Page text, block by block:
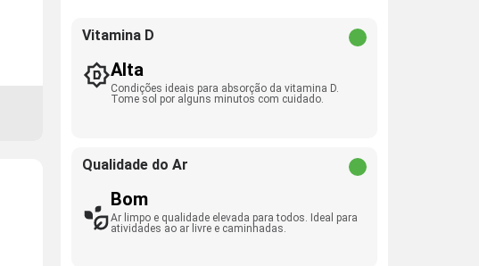
Vitamina D
Alta
Condições ideais para absorção da vitamina D.
Tome sol por alguns minutos com cuidado.
Qualidade do Ar
Bom
Ar limpo e qualidade elevada para todos. Ideal para
atividades ao ar livre e caminhadas.